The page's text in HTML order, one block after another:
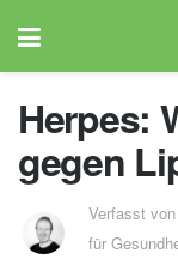
Herpes:
gegen
Verfasst von
für